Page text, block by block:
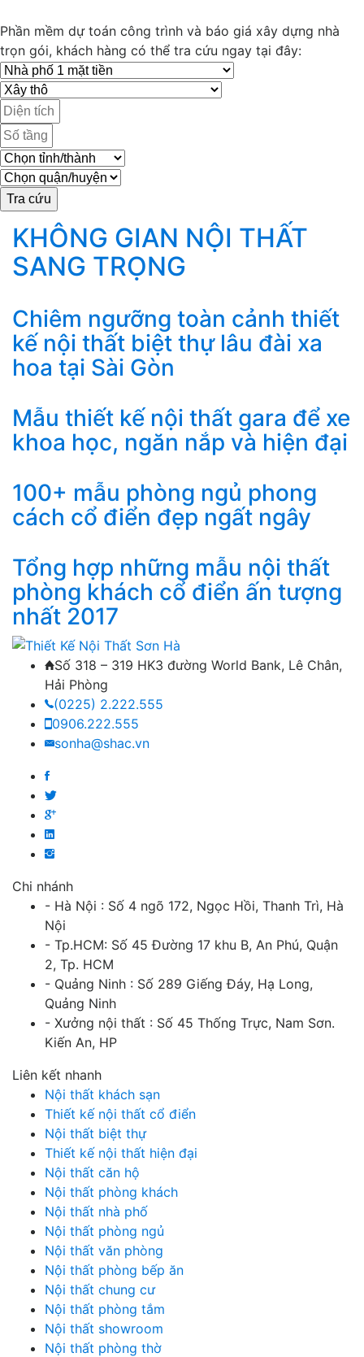
Phần mềm dự toán công trình và báo giá xây dựng nhà
trọn gói, khách hàng có thể tra cứu ngay tại đây:
KHÔNG GIAN NỘI THẤT
SANG TRỌNG
Chiêm ngưỡng toàn cảnh thiết
kế nội thất biệt thự lâu đài xa
hoa tại Sài Gòn
Mẫu thiết kế nội thất gara để xe
khoa học, ngăn nắp và hiện đại
100+ mẫu phòng ngủ phong
cách cổ điển đẹp ngất ngây
Tổng hợp những mẫu nội thất
phòng khách cổ điển ấn tượng
nhất 2017
Số 318 – 319 HK3 đường World Bank, Lê Chân,
Hải Phòng
(0225) 2.222.555
0906.222.555
sonha@shac.vn
Chi nhánh
- Hà Nội : Số 4 ngõ 172, Ngọc Hồi, Thanh Trì, Hà
Nội
- Tp.HCM: Số 45 Đường 17 khu B, An Phú, Quận
2, Tp. HCM
- Quảng Ninh : Số 289 Giếng Đáy, Hạ Long,
Quảng Ninh
- Xưởng nội thất : Số 45 Thống Trực, Nam Sơn.
Kiến An, HP
Liên kết nhanh
Nội thất khách sạn
Thiết kế nội thất cổ điển
Nội thất biệt thự
Thiết kế nội thất hiện đại
Nội thất căn hộ
Nội thất phòng khách
Nội thất nhà phố
Nội thất phòng ngủ
Nội thất văn phòng
Nội thất phòng bếp ăn
Nội thất chung cư
Nội thất phòng tắm
Nội thất showroom
Nội thất phòng thờ